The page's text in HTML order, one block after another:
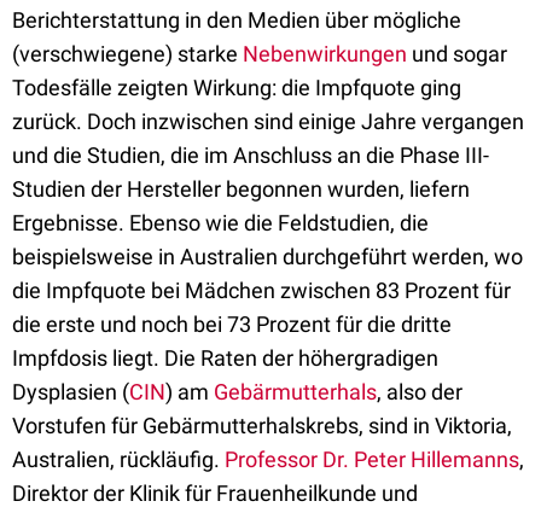
Berichterstattung in den Medien über mögliche
(verschwiegene) starke Nebenwirkungen und sogar
Todesfälle zeigten Wirkung: die Impfquote ging
zurück. Doch inzwischen sind einige Jahre vergangen
und die Studien, die im Anschluss an die Phase III-
Studien der Hersteller begonnen wurden, liefern
Ergebnisse. Ebenso wie die Feldstudien, die
beispielsweise in Australien durchgeführt werden, wo
die Impfquote bei Mädchen zwischen 83 Prozent für
die erste und noch bei 73 Prozent für die dritte
Impfdosis liegt. Die Raten der höhergradigen
Dysplasien (CIN) am Gebärmutterhals, also der
Vorstufen für Gebärmutterhalskrebs, sind in Viktoria,
Australien, rückläufig. Professor Dr. Peter Hillemanns,
Direktor der Klinik für Frauenheilkunde und